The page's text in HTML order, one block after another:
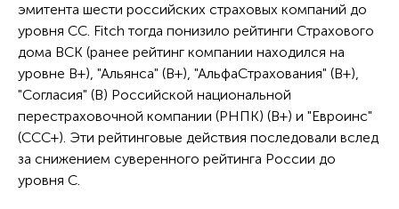
эмитента шести российских страховых компаний до
уровня СС. Fitch тогда понизило рейтинги Страхового
дома ВСК (ранее рейтинг компании находился на
уровне В+), "Альянса" (В+), "АльфаСтрахования" (В+),
"Согласия" (В) Российской национальной
перестраховочной компании (РНПК) (В+) и "Евроинс"
(ССС+). Эти рейтинговые действия последовали вслед
за снижением суверенного рейтинга России до
уровня C.